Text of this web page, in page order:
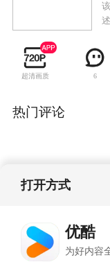
超清画质 6
热门评论
打开方式
优酷
为好内容